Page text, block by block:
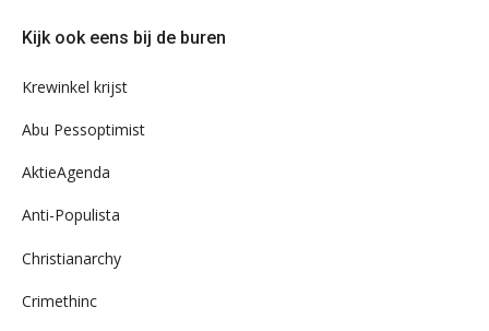
ons
Kijk ook eens bij de buren
Krewinkel krijst
Abu Pessoptimist
AktieAgenda
Anti-Populista
Christianarchy
Crimethinc